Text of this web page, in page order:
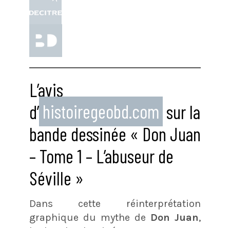
L’avis
d’ histoiregeobd.com sur la
bande dessinée « Don Juan
– Tome 1 – L’abuseur de
Séville »
Dans cette réinterprétation
graphique du mythe de Don Juan,